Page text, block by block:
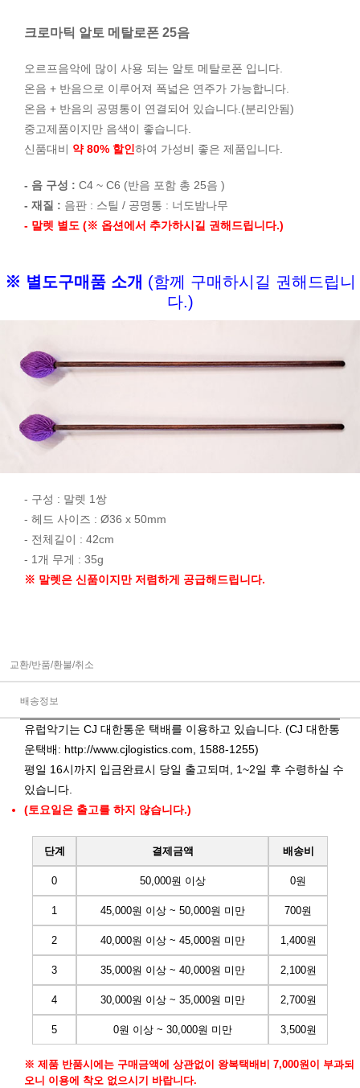
크로마틱 알토 메탈로폰 25음
오르프음악에 많이 사용 되는 알토 메탈로폰 입니다.
온음 + 반음으로 이루어져 폭넓은 연주가 가능합니다.
온음 + 반음의 공명통이 연결되어 있습니다.(분리안됨)
중고제품이지만 음색이 좋습니다.
신품대비 약 80% 할인 하여 가성비 좋은 제품입니다.
- 음 구성 : C4 ~ C6 (반음 포함 총 25음 )
- 재질 : 음판 : 스틸 / 공명통 : 너도밤나무
- 말렛 별도 (※ 옵션에서 추가하시길 권해드립니다.)
※ 별도구매품 소개 (함께 구매하시길 권해드립니
다.)
- 구성 : 말렛 1쌍
- 헤드 사이즈 : Ø36 x 50mm
- 전체길이 : 42cm
- 1개 무게 : 35g
※ 말렛은 신품이지만 저렴하게 공급해드립니다.
교환/반품/환불/취소
배송정보
유럽악기는 CJ 대한통운 택배를 이용하고 있습니다. (CJ 대한통
운택배: http://www.cjlogistics.com, 1588-1255)
평일 16시까지 입금완료시 당일 출고되며, 1~2일 후 수령하실 수
있습니다.
(토요일은 출고를 하지 않습니다.)
단계 결제금액 배송비
0 50,000원 이상 0원
1 45,000원 이상 ~ 50,000원 미만 700원
2 40,000원 이상 ~ 45,000원 미만 1,400원
3 35,000원 이상 ~ 40,000원 미만 2,100원
4 30,000원 이상 ~ 35,000원 미만 2,700원
5 0원 이상 ~ 30,000원 미만 3,500원
※ 제품 반품시에는 구매금액에 상관없이 왕복택배비 7,000원이 부과되
오니 이용에 착오 없으시기 바랍니다.